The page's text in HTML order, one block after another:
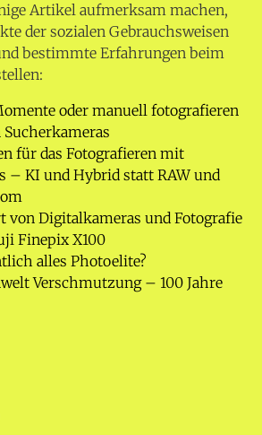
Artikel aufmerksam machen,
der sozialen Gebrauchsweisen
bestimmte Erfahrungen beim
oder manuell fotografieren
für das Fotografieren mit
– KI und Hybrid statt RAW und
von Digitalkameras und Fotografie
Finepix X100
alles Photoelite?
Verschmutzung – 100 Jahre